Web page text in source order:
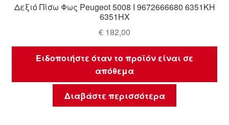
Δεξιό Πίσω Φως Peugeot 5008 I 9672666680 6351KH
6351HX
€ 182,00
Ειδοποιήστε όταν το προϊόν είναι σε
απόθεμα
Διαβάστε περισσότερα